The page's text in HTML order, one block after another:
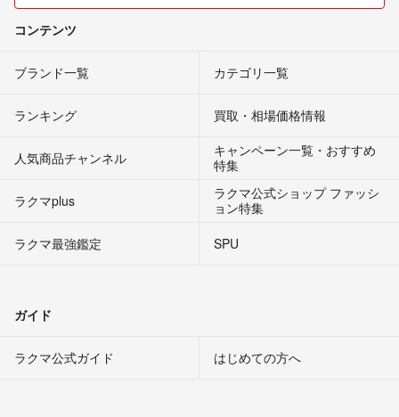
コンテンツ
ブランド一覧 カテゴリ一覧
ランキング 買取・相場価格情報
人気商品チャンネル
キャンペーン一覧・おすすめ
特集
ラクマplus
ラクマ公式ショップ ファッシ
ョン特集
ラクマ最強鑑定
SPU
ガイド
ラクマ公式ガイド はじめての方へ